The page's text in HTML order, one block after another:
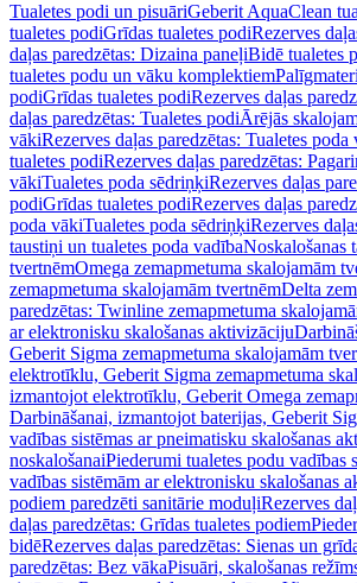
Tualetes podi un pisuāriGeberit AquaClean
tualetes podiGrīdas tualetes podiRezerves
daļas paredzētas: Dizaina paneļiBidē tualetes
tualetes podu un vāku komplektiem
podiGrīdas tualetes podiRezerves daļas
daļas paredzētas: Tualetes podiĀrējās
vākiRezerves daļas paredzētas: Tualetes poda
tualetes podiRezerves daļas paredzētas:
vākiTualetes poda sēdriņķiRezerves daļas
podiGrīdas tualetes podiRezerves daļas
poda vākiTualetes poda sēdriņķiRezerves
taustiņi un tualetes poda vadībaNoskalošanas
tvertnēmOmega zemapmetuma skalojamām
zemapmetuma skalojamām tvertnēmDelta
paredzētas: Twinline zemapmetuma
ar elektronisku skalošanas aktivizāciju
Geberit Sigma zemapmetuma skalojamām
elektrotīklu, Geberit Sigma zemapmetuma
izmantojot elektrotīklu, Geberit Omega
Darbināšanai, izmantojot baterijas, Geberit
vadības sistēmas ar pneimatisku skalošanas
noskalošanaiPiederumi tualetes podu vadības
vadības sistēmām ar elektronisku skalošanas
podiem paredzēti sanitārie moduļiRezerves
daļas paredzētas: Grīdas tualetes podiem
bidēRezerves daļas paredzētas: Sienas un
paredzētas: Bez vākaPisuāri, skalošanas